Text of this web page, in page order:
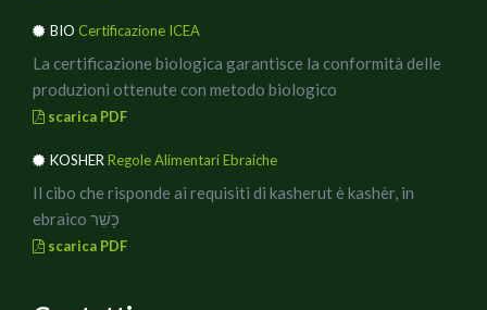
Buon Appetito!!
BIO Certificazione ICEA
La certificazione biologica garantisce la conformità delle
produzioni ottenute con metodo biologico
scarica PDF
KOSHER Regole Alimentari Ebraiche
Il cibo che risponde ai requisiti di kasherut è kashèr, in
ebraico כָּשֵׁר
scarica PDF